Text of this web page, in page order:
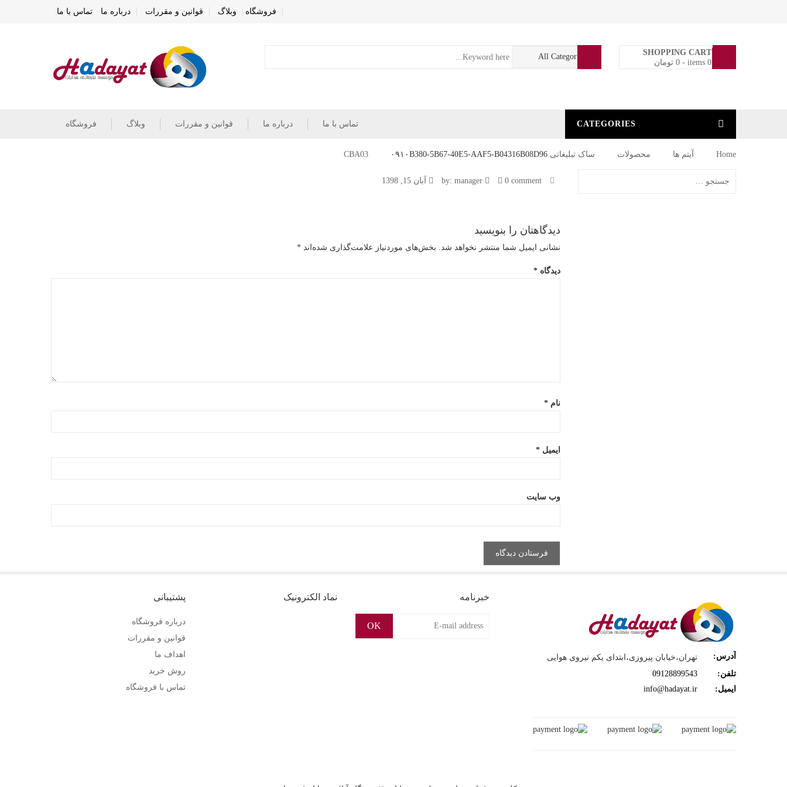
فروشگاه وبلاگ قوانین و مقررات درباره ما تماس با ما
SHOPPING CART
0 items
-
0 تومان
0
CATEGORIES فروشگاه وبلاگ قوانین و مقررات درباره ما تماس با ما
Home آیتم ها محصولات ساک تبلیغاتی CBA03 ۰۹۱۰B380-5B67-40E5-AAF5-B04316B08D96
۰۹۱۰B380-
40E5-
AAF5-
B04316B08D96
manager 0 comment آبان 15, 1398
دیدگاهتان را بنویسید
نشانی ایمیل شما منتشر نخواهد شد. بخش‌های موردنیاز علامت‌گذاری شده‌اند *
دیدگاه *
نام *
ایمیل *
وب‌ سایت
پشتیبانی
درباره فروشگاه
قوانین و مقررات
اهداف ما
روش خرید
تماس با فروشگاه
نماد الکترونیک خبرنامه
OK
آدرس:
تهران،خیابان پیروزی،ابتدای یکم نیروی هوایی
تلفن:
09128899543
ایمیل:
info@hadayat.ir